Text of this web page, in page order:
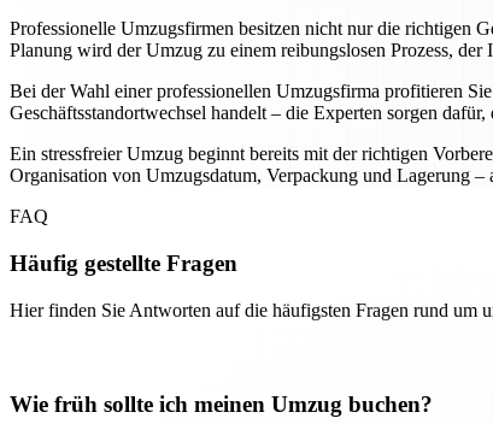
Professionelle Umzugsfirmen besitzen nicht nur die richtigen
Planung wird der Umzug zu einem reibungslosen Prozess,
Bei der Wahl einer professionellen Umzugsfirma profitieren
Geschäftsstandortwechsel handelt – die Experten sorgen
Ein stressfreier Umzug beginnt bereits mit der richtigen
Organisation von Umzugsdatum, Verpackung und Lagerung
FAQ
Häufig gestellte Fragen
Hier finden Sie Antworten auf die häufigsten Fragen rund um
Wie früh sollte ich meinen Umzug buchen?